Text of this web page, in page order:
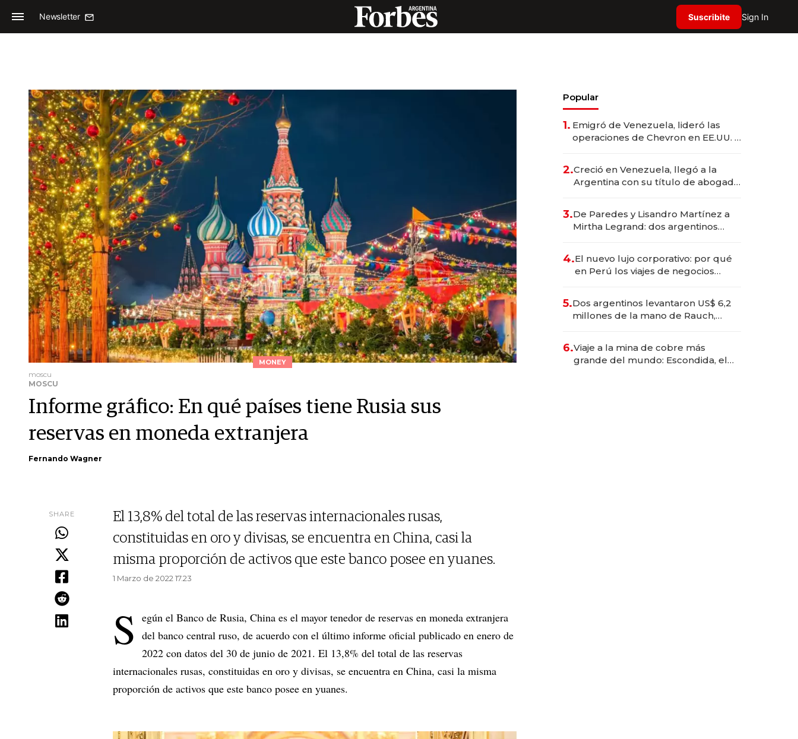
Newsletter Suscribite Sign In
MONEY
moscu
MOSCU
Informe gráfico: En qué países tiene Rusia sus
reservas en moneda extranjera
Fernando Wagner
SHARE
El 13,8% del total de las reservas internacionales rusas,
constituidas en oro y divisas, se encuentra en China, casi la
misma proporción de activos que este banco posee en yuanes.
1 Marzo de 2022 17.23
S egún el Banco de Rusia, China es el mayor tenedor de reservas en moneda extranjera
del banco central ruso, de acuerdo con el último informe oficial publicado en enero de
2022 con datos del 30 de junio de 2021. El 13,8% del total de las reservas
internacionales rusas, constituidas en oro y divisas, se encuentra en China, casi la misma
proporción de activos que este banco posee en yuanes.
Popular
1. Emigró de Venezuela, lideró las
operaciones de Chevron en EE.UU. y
2.Creció en Venezuela, llegó a la
Argentina con su título de abogado
marcas "fast premium"
3.De Paredes y Lisandro Martínez a
Mirtha Legrand: dos argentinos
4.El nuevo lujo corporativo: por qué
en Perú los viajes de negocios
transformadoras
5.Dos argentinos levantaron US$ 6,2
millones de la mano de Rauch,
6.Viaje a la mina de cobre más
grande del mundo: Escondida, el